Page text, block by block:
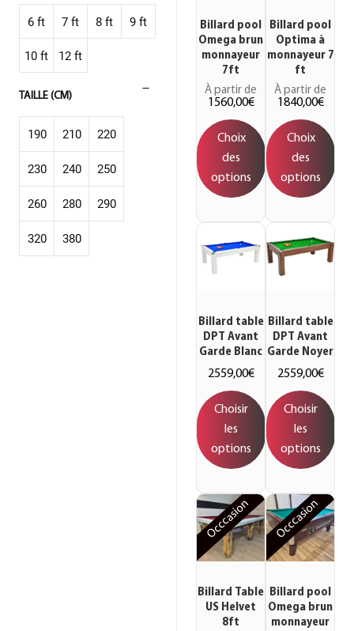
10 ft 12 ft
6 ft 7 ft 8 ft 9 ft
TAILLE (CM)
190
cm
210
cm
220
cm
230
cm
240
cm
250
cm
260
cm
280
cm
290
320 380
Billard pool
Omega brun
monnayeur
7ft
À partir de
1560,00€
Choix
des
options
Billard pool
Optima à
monnayeur 7
ft
À partir de
1840,00€
Choix
des
options
Billard table
DPT Avant
Garde Blanc
2559,00€
Choisir
les
options
Billard table
DPT Avant
Garde Noyer
2559,00€
Choisir
les
options
Occcasion
Billard Table
US Helvet
8ft
Occcasion
Billard pool
Omega brun
monnayeur